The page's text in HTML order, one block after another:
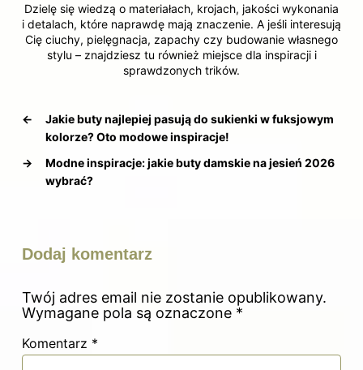
Dzielę się wiedzą o materiałach, krojach, jakości wykonania
i detalach, które naprawdę mają znaczenie. A jeśli interesują
Cię ciuchy, pielęgnacja, zapachy czy budowanie własnego
stylu – znajdziesz tu również miejsce dla inspiracji i
sprawdzonych trików.
←
Jakie buty najlepiej pasują do sukienki w fuksjowym
kolorze? Oto modowe inspiracje!
→
Modne inspiracje: jakie buty damskie na jesień 2026
wybrać?
Dodaj komentarz
Twój adres email nie zostanie opublikowany.
Wymagane pola są oznaczone *
Komentarz *